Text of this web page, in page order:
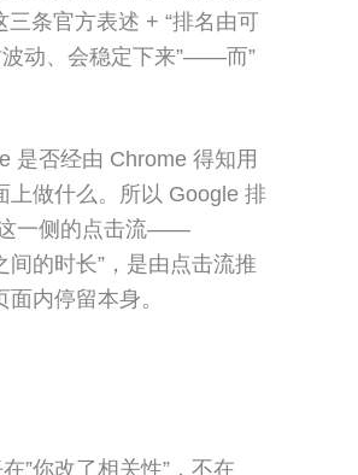
三条官方表述 + “排名由可
波动、会稳定下来”——而”
是否经由 Chrome 得知用
上做什么。所以 Google 排
这一侧的点击流——
间的时长”，是由点击流推
内停留本身。
”你改了相关性”，不在